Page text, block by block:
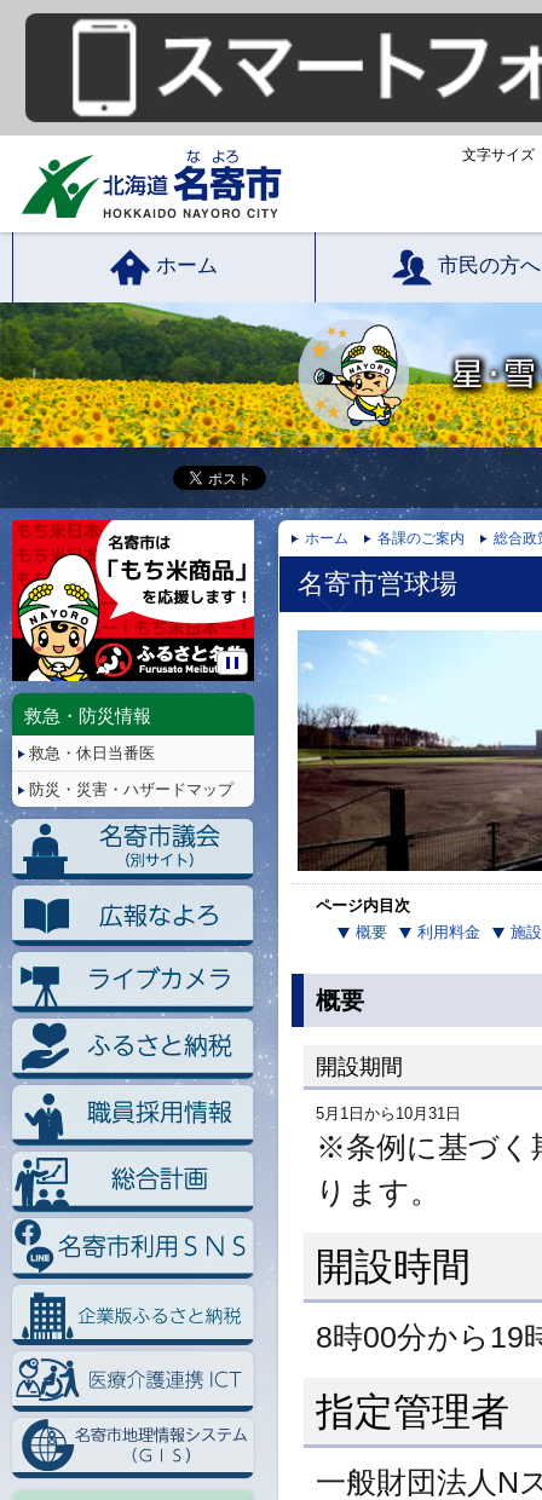
文字サイズ
ホーム 市民の方へ
ホーム 各課のご案内 総合政
名寄市営球場
ページ内目次
概要
利用料金 施
概要
開設期間
5月1日から10月31日
※条例に基づく
ります。
開設時間
8時00分から19
指定管理者
一般財団法人N
停
救急・防災情報
救急・休日当番医
防災・災害・ハザードマップ